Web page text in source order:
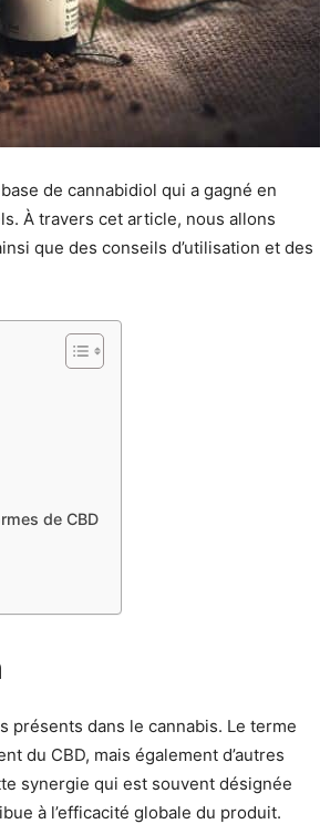
de cannabidiol qui a gagné en
À travers cet article, nous allons
que des conseils d’utilisation et des
de CBD
présents dans le cannabis. Le terme
du CBD, mais également d’autres
synergie qui est souvent désignée
à l’efficacité globale du produit.